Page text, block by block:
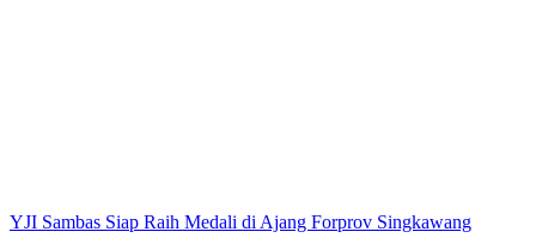
YJI Sambas Siap Raih Medali di Ajang Forprov Singkawang